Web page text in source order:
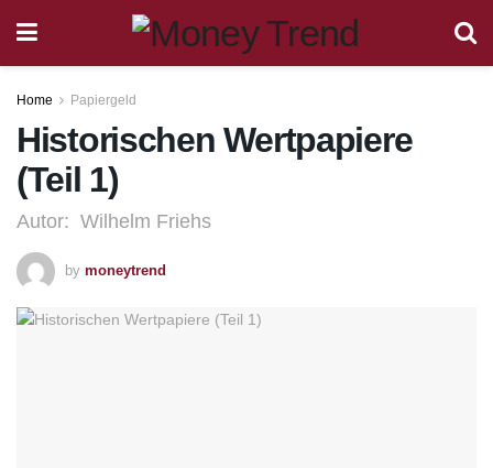
Home Papiergeld
Historischen Wertpapiere
(Teil 1)
Autor: Wilhelm Friehs
by moneytrend